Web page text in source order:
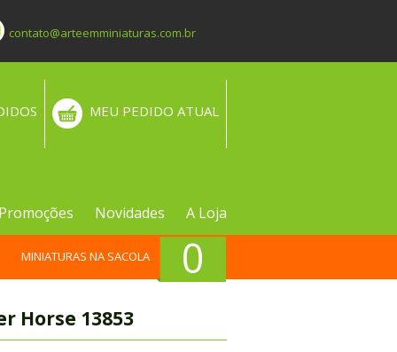
contato@arteemminiaturas.com.br
MEU PEDIDO ATUAL
Promoções Novidades A Loja
0
MINIATURAS NA SACOLA
Horse 13853